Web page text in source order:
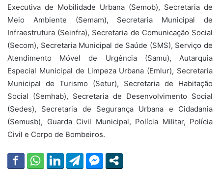
Executiva de Mobilidade Urbana (Semob), Secretaria de
Meio Ambiente (Semam), Secretaria Municipal de
Infraestrutura (Seinfra), Secretaria de Comunicação Social
(Secom), Secretaria Municipal de Saúde (SMS), Serviço de
Atendimento Móvel de Urgência (Samu), Autarquia
Especial Municipal de Limpeza Urbana (Emlur), Secretaria
Municipal de Turismo (Setur), Secretaria de Habitação
Social (Semhab), Secretaria de Desenvolvimento Social
(Sedes), Secretaria de Segurança Urbana e Cidadania
(Semusb), Guarda Civil Municipal, Polícia Militar, Polícia
Civil e Corpo de Bombeiros.